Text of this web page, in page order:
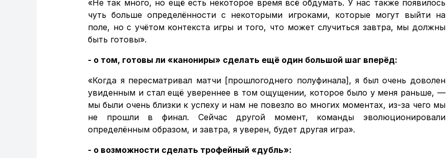
«Не так много, но ещё есть некоторое время всё обдумать. У нас также появилось
чуть больше определённости с некоторыми игроками, которые могут выйти на
поле, но с учётом контекста игры и того, что может случиться завтра, мы должны
быть готовы».
- о том, готовы ли «канониры» сделать ещё один большой шаг вперёд:
«Когда я пересматривал матчи [прошлогоднего полуфинала], я был очень доволен
увиденным и стал ещё увереннее в том ощущении, которое было у меня раньше, —
мы были очень близки к успеху и нам не повезло во многих моментах, из-за чего мы
не прошли в финал. Сейчас другой момент, команды эволюционировали
определённым образом, и завтра, я уверен, будет другая игра».
- о возможности сделать трофейный «дубль»: